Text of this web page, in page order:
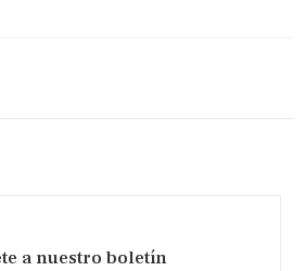
a nuestro boletín